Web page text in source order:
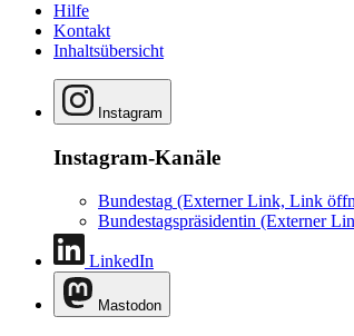
Hilfe
Kontakt
Inhaltsübersicht
Instagram
Instagram-Kanäle
Bundestag (Externer Link, Link
Bundestagspräsidentin (Externer
LinkedIn
Mastodon